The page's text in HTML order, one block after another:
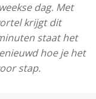
dag. Met
krijgt dit
staat het
hoe je het
stap.